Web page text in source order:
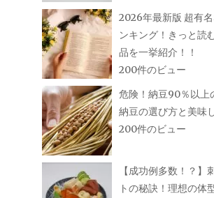
2026年最新版 超有
ンキング！きっと読
品を一挙紹介！！
200件のビュー
危険！納豆90％以上
納豆の選び方と美味
200件のビュー
【成功例多数！？】
トの秘訣！理想の体